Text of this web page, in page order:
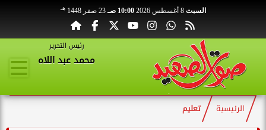
السبت 8 أغسطس 2026 10:00 صـ 23 صفر 1448 هـ
رئيس التحرير
محمد عبد اللاه
الرئيسية تعليم